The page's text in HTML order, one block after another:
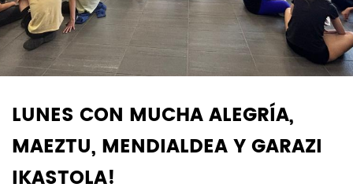
LUNES CON MUCHA ALEGRÍA,
MAEZTU, MENDIALDEA Y GARAZI
IKASTOLA!